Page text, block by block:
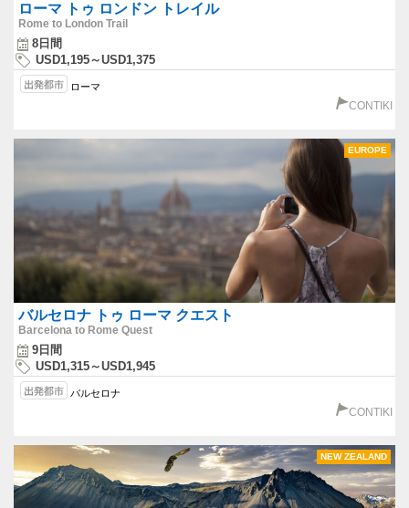
ローマ トゥ ロンドン トレイル
Rome to London Trail
8日間
USD1,195～USD1,375
ローマ
CONTIKI
EUROPE
バルセロナ トゥ ローマ クエスト
Barcelona to Rome Quest
9日間
USD1,315～USD1,945
バルセロナ
CONTIKI
NEW ZEALAND